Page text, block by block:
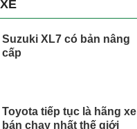
Suzuki XL7 có bản nâng
cấp
Toyota tiếp tục là hãng xe
bán chạy nhất thế giới